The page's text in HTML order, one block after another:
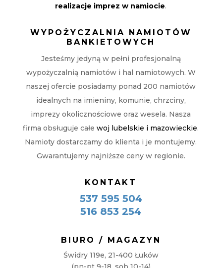
realizacje imprez w namiocie.
WYPOŻYCZALNIA NAMIOTÓW
BANKIETOWYCH
Jesteśmy jedyną w pełni profesjonalną
wypożyczalnią namiotów i hal namiotowych. W
naszej ofercie posiadamy ponad 200 namiotów
idealnych na imieniny, komunie, chrzciny,
imprezy okolicznościowe oraz wesela. Nasza
firma obsługuje całewoj lubelskie i mazowieckie.
Namioty dostarczamy do klienta i je montujemy.
Gwarantujemy najniższe ceny w regionie.
KONTAKT
537 595 504
516 853 254
BIURO / MAGAZYN
Świdry 119e, 21-400 Łuków